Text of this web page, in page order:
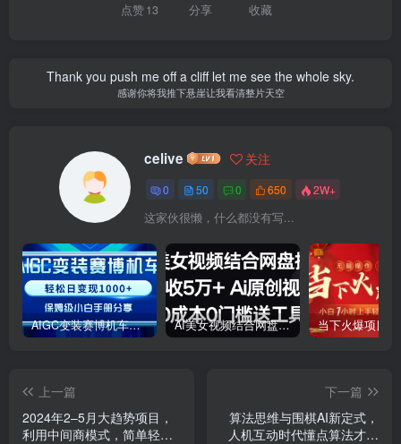
点赞13 分享 收藏
Thank you push me off a cliff let me see the whole sky.
感谢你将我推下悬崖让我看清整片天空
celive 关注
0 50 0 650 2W+
这家伙很懒，什么都没有写...
AIGC变装赛博机车，轻松日变现1000+，保姆级小白手册分享！ AI美女视频结合网盘拉新，日收5万+两分钟一条Ai原创视频，0成本0门槛送工具
上一篇
2024年2–5月大趋势项目，
利用中间商模式，简单轻松
下一篇
算法思维与围棋AI新定式，
人机互动时代懂点算法才能